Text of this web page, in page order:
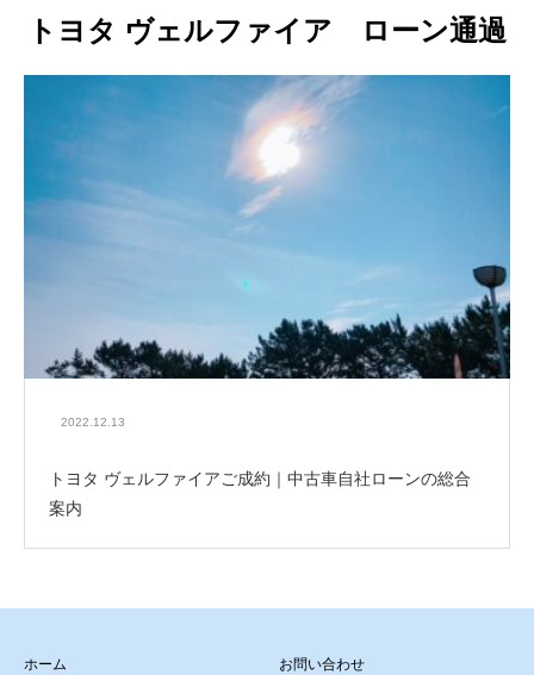
トヨタ ヴェルファイア ローン通過
2022.12.13
トヨタ ヴェルファイアご成約｜中古車自社ローンの総合
案内
ホーム お問い合わせ